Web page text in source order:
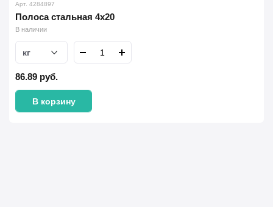
Арт. 4284897
Полоса стальная 4х20
В наличии
кг
86.89 руб.
В корзину